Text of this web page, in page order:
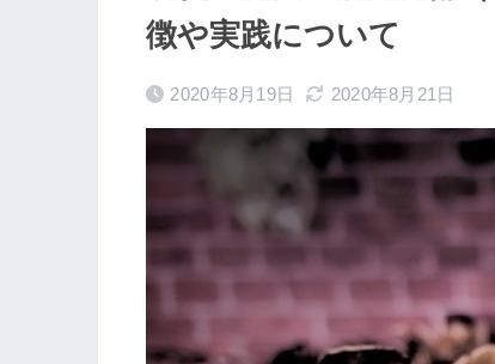
徴や実践について
2020年8月19日 2020年8月21日